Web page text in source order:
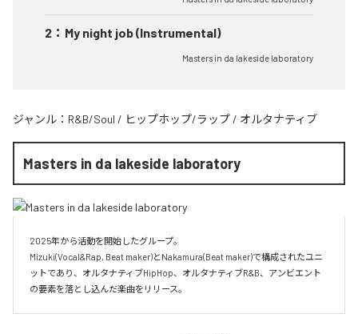
2 ： My night job (Instrumental)
Masters in da lakeside laboratory
ジャンル： R&B/Soul / ヒップホップ/ラップ / オルタナティブ
Masters in da lakeside laboratory
2025年から活動を開始したグループ。
Mizuki(Vocal&Rap, Beat maker)とNakamura(Beat maker)で構成されたユニ
ットであり、オルタナティブHipHop、オルタナティブR&B、アンビエント